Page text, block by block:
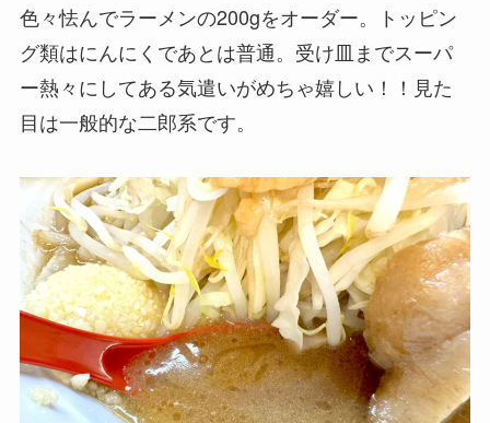
色々怯んでラーメンの200gをオーダー。トッピン
グ類はにんにくであとは普通。受け皿までスーパ
ー熱々にしてある気遣いがめちゃ嬉しい！！見た
目は一般的な二郎系です。